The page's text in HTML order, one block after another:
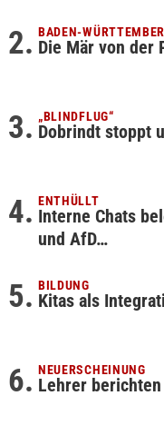
BADEN-
Die Mär von der
„BLINDFLUG“
Dobrindt stoppt
ENTHÜLLT
Interne Chats
und AfD…
BILDUNG
Kitas als
NEUERSCHEINUNG
Lehrer